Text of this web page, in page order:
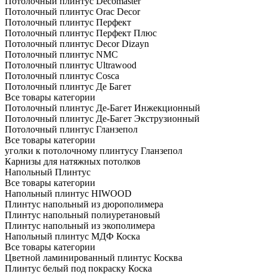
Потолочный плинтус Orac Decor
Потолочный плинтус Перфект
Потолочный плинтус Перфект Плюс
Потолочный плинтус Dеcor Dizayn
Потолочный плинтус NMC
Потолочный плинтус Ultrawood
Потолочный плинтус Cosca
Потолочный плинтус Де Багет
Все товары категории
Потолочный плинтус Де-Багет Инжекционный
Потолочный плинтус Де-Багет Экструзионный
Потолочный плинтус Гланзепол
Все товары категории
уголки к потолочному плинтусу Гланзепол
Карнизы для натяжных потолков
Напольный Плинтус
Все товары категории
Напольный плинтус HIWOOD
Плинтус напольный из дюрополимера
Плинтус напольный полиуретановый
Плинтус напольный из экополимера
Напольный плинтус МДФ Коска
Все товары категории
Цветной ламинированный плинтус Косква
Плинтус белый под покраску Коска